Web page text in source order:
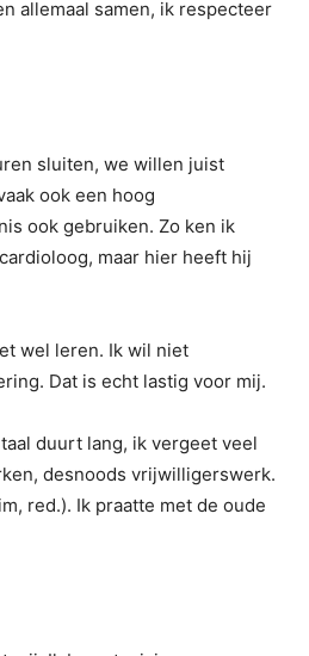
allemaal samen, ik respecteer
sluiten, we willen juist
ook een hoog
ook gebruiken. Zo ken ik
maar hier heeft hij
wel leren. Ik wil niet
Dat is echt lastig voor mij.
duurt lang, ik vergeet veel
desnoods vrijwilligerswerk.
red.). Ik praatte met de oude